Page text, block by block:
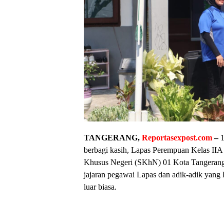
TANGERANG, Reportasexpost.com–
berbagi kasih, Lapas Perempuan Kelas
Khusus Negeri (SKhN) 01 Kota
jajaran pegawai Lapas dan adik-adik yang
luar biasa.